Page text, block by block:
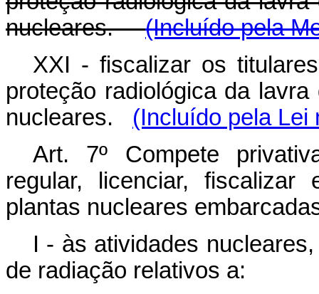
nucleares.(Incluído pela
XXI - fiscalizar os
proteção radiológica da
nucleares. (Incluído pela Lei
Art. 7º Compete
regular, licenciar,
plantas nucleares
I - às atividades
de radiação relativos a: